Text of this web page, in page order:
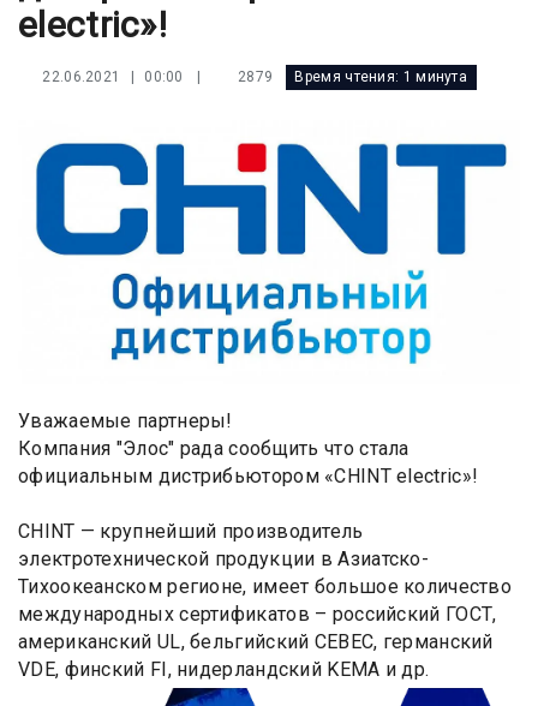
electric»!
22.06.2021 | 00:00 2879 Время чтения: 1 минута
Уважаемые партнеры!
Компания "Элос" рада сообщить что стала
официальным дистрибьютором «CHINT electric»!
CHINT — крупнейший производитель
электротехнической продукции в Азиатско-
Тихоокеанском регионе, имеет большое количество
международных сертификатов – российский ГОСТ,
американский UL, бельгийский CEBEC, германский
VDE, финский FI, нидерландский KEMA и др.